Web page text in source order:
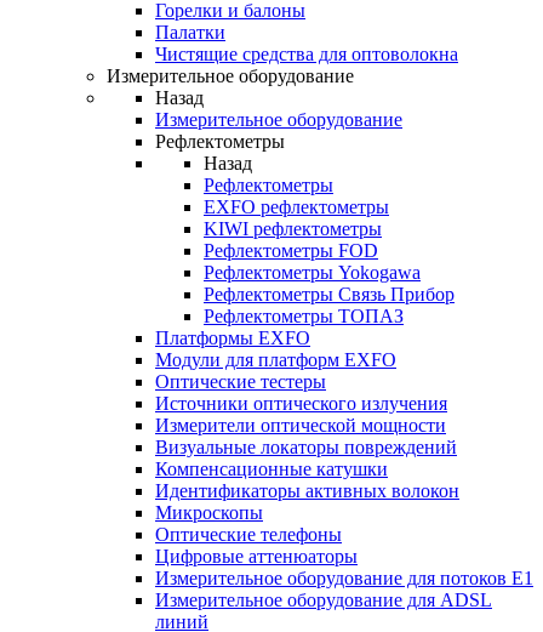
Горелки и балоны
Палатки
Чистящие средства для оптоволокна
Измерительное оборудование
Назад
Измерительное оборудование
Рефлектометры
Назад
Рефлектометры
EXFO рефлектометры
KIWI рефлектометры
Рефлектометры FOD
Рефлектометры Yokogawa
Рефлектометры Связь Прибор
Рефлектометры ТОПАЗ
Платформы EXFO
Модули для платформ EXFO
Оптические тестеры
Источники оптического излучения
Измерители оптической мощности
Визуальные локаторы повреждений
Компенсационные катушки
Идентификаторы активных волокон
Микроскопы
Оптические телефоны
Цифровые аттенюаторы
Измерительное оборудование для потоков Е1
Измерительное оборудование для ADSL
линий